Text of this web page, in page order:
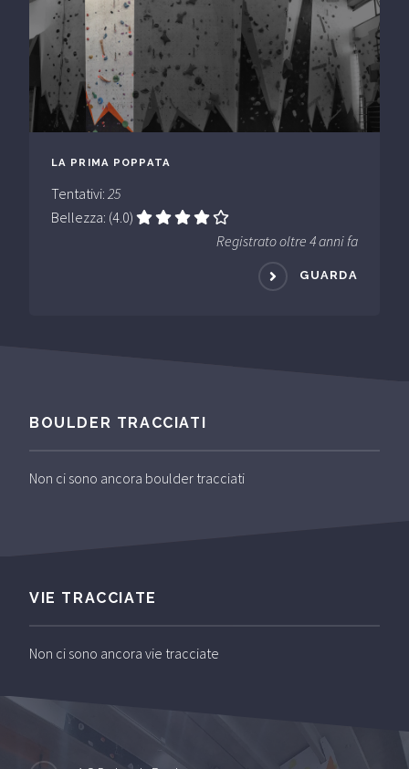
LA PRIMA POPPATA
Tentativi: 25
Bellezza: (4.0)
Registrato oltre 4 anni fa
GUARDA
BOULDER TRACCIATI
Non ci sono ancora boulder tracciati
VIE TRACCIATE
Non ci sono ancora vie tracciate